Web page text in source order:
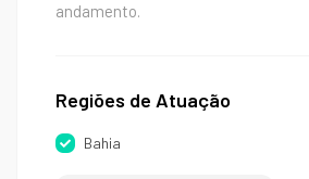
andamento.
Regiões de Atuação
Bahia